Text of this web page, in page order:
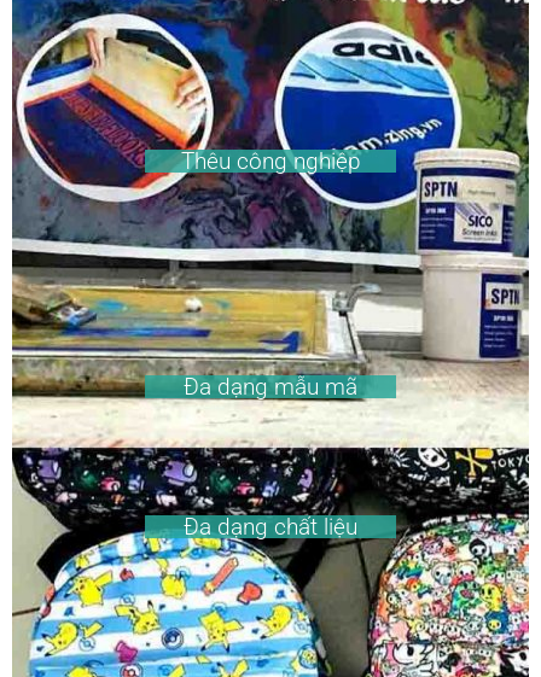
Thêu công nghiệp
Đa dạng mẫu mã
Đa dạng chất liệu